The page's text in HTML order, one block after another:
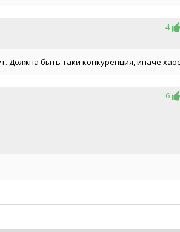
4
Должна быть таки конкуренция, иначе хаос
6